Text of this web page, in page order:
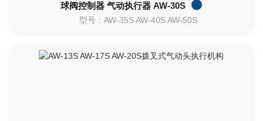
球阀控制器 气动执行器 AW-30S
型号：AW-35S AW-40S AW-50S